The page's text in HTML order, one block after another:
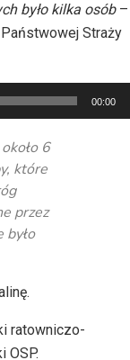
było kilka osób–
Straży
00:00
6
które
przez
było
ratowniczo-
OSP.